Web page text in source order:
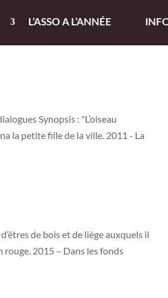
L’ASSO A L’ANNÉE
Synopsis : "L’oiseau
la petite fille de la ville. 2011 - La
de bois et de liège auxquels il
rouge. 2015 – Dans les fonds